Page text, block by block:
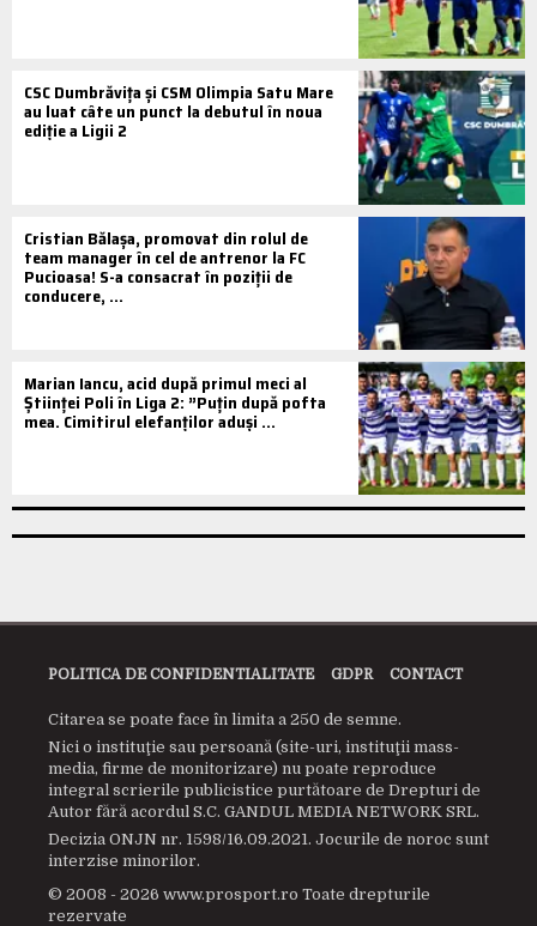
CSC Dumbrăvița și CSM Olimpia Satu Mare
au luat câte un punct la debutul în noua
ediție a Ligii 2
Cristian Bălașa, promovat din rolul de
team manager în cel de antrenor la FC
Pucioasa! S-a consacrat în poziții de
conducere, ...
Marian Iancu, acid după primul meci al
Științei Poli în Liga 2: ”Puțin după pofta
mea. Cimitirul elefanților aduși ...
POLITICA DE CONFIDENTIALITATE GDPR CONTACT
Citarea se poate face în limita a 250 de semne.
Nici o instituţie sau persoană (site-uri, instituţii mass-
media, firme de monitorizare) nu poate reproduce
integral scrierile publicistice purtătoare de Drepturi de
Autor fără acordul S.C. GANDUL MEDIA NETWORK SRL.
Decizia ONJN nr. 1598/16.09.2021. Jocurile de noroc sunt
interzise minorilor.
© 2008 - 2026 www.prosport.ro Toate drepturile
rezervate